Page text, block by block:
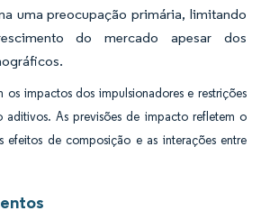
uma preocupação primária, limitando
do mercado apesar dos
os impactos dos impulsionadores e restrições
aditivos. As previsões de impacto refletem o
efeitos de composição e as interações entre